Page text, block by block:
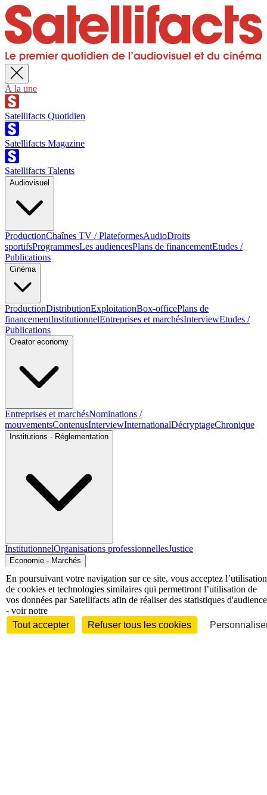
À la une
Satellifacts Quotidien
Satellifacts Magazine
Satellifacts Talents
Audiovisuel
ProductionChaînes TV / PlateformesAudioDroits
sportifsProgrammesLes audiencesPlans de financementEtudes /
Publications
Cinéma
ProductionDistributionExploitationBox-officePlans de
financementInstitutionnelEntreprises et marchésInterviewEtudes /
Publications
Creator economy
Entreprises et marchésNominations /
mouvementsContenusInterviewInternationalDécryptageChronique
Institutions - Réglementation
InstitutionnelOrganisations professionnellesJustice
Economie - Marchés
En poursuivant votre navigation sur ce site, vous acceptez l’utilisation
de cookies et technologies similaires qui permettront l’utilisation de
vos données par Satellifacts afin de réaliser des statistiques d'audience
- voir notre
Tout accepter
Refuser tous les cookies